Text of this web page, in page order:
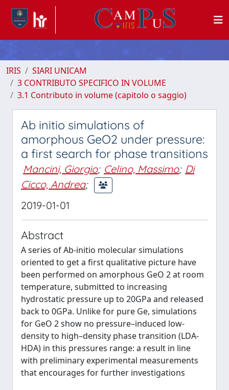
IRIS
SIARI UNICAM
3 CONTRIBUTO SPECIFICO IN VOLUME
3.1 Contributo in volume (capitolo o saggio)
Ab initio simulations of
amorphous GeO2 under pressure:
a first search for phase transitions
Mancini, Giorgio; Celino, Massimo; Di
Cicco, Andrea;
2019-01-01
Abstract
A series of Ab-initio molecular simulations
oriented to get a first qualitative picture have
been performed on amorphous GeO 2 at room
temperature, submitted to increasing
hydrostatic pressure up to 20GPa and released
back to 0GPa. Unlike for pure Ge, simulations
for GeO 2 show no pressure–induced low-
density to high–density phase transition (LDA-
HDA) in this pressures range: a result in line
with preliminary experimental measurements
that encourages for further investigations